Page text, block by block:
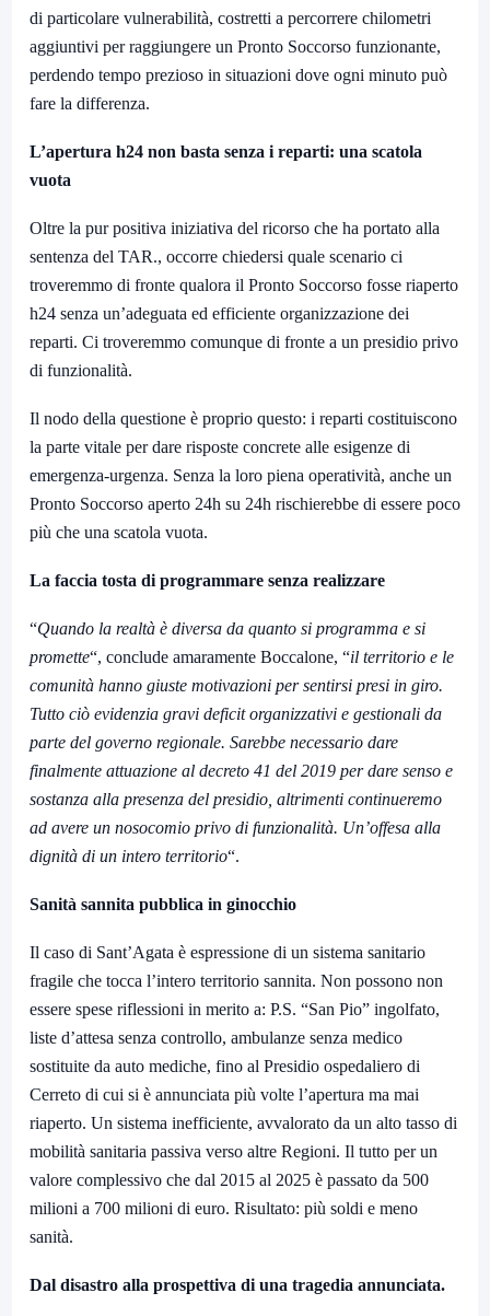
di particolare vulnerabilità, costretti a percorrere chilometri
aggiuntivi per raggiungere un Pronto Soccorso funzionante,
perdendo tempo prezioso in situazioni dove ogni minuto può
fare la differenza.
L’apertura h24 non basta senza i reparti: una scatola
vuota
Oltre la pur positiva iniziativa del ricorso che ha portato alla
sentenza del TAR., occorre chiedersi quale scenario ci
troveremmo di fronte qualora il Pronto Soccorso fosse riaperto
h24 senza un’adeguata ed efficiente organizzazione dei
reparti. Ci troveremmo comunque di fronte a un presidio privo
di funzionalità.
Il nodo della questione è proprio questo: i reparti costituiscono
la parte vitale per dare risposte concrete alle esigenze di
emergenza-urgenza. Senza la loro piena operatività, anche un
Pronto Soccorso aperto 24h su 24h rischierebbe di essere poco
più che una scatola vuota.
La faccia tosta di programmare senza realizzare
“Quando la realtà è diversa da quanto si programma e si
promette“, conclude amaramente Boccalone, “il territorio e le
comunità hanno giuste motivazioni per sentirsi presi in giro.
Tutto ciò evidenzia gravi deficit organizzativi e gestionali da
parte del governo regionale. Sarebbe necessario dare
finalmente attuazione al decreto 41 del 2019 per dare senso e
sostanza alla presenza del presidio, altrimenti continueremo
ad avere un nosocomio privo di funzionalità. Un’offesa alla
dignità di un intero territorio“.
Sanità sannita pubblica in ginocchio
Il caso di Sant’Agata è espressione di un sistema sanitario
fragile che tocca l’intero territorio sannita. Non possono non
essere spese riflessioni in merito a: P.S. “San Pio” ingolfato,
liste d’attesa senza controllo, ambulanze senza medico
sostituite da auto mediche, fino al Presidio ospedaliero di
Cerreto di cui si è annunciata più volte l’apertura ma mai
riaperto. Un sistema inefficiente, avvalorato da un alto tasso di
mobilità sanitaria passiva verso altre Regioni. Il tutto per un
valore complessivo che dal 2015 al 2025 è passato da 500
milioni a 700 milioni di euro. Risultato: più soldi e meno
sanità.
Dal disastro alla prospettiva di una tragedia annunciata.